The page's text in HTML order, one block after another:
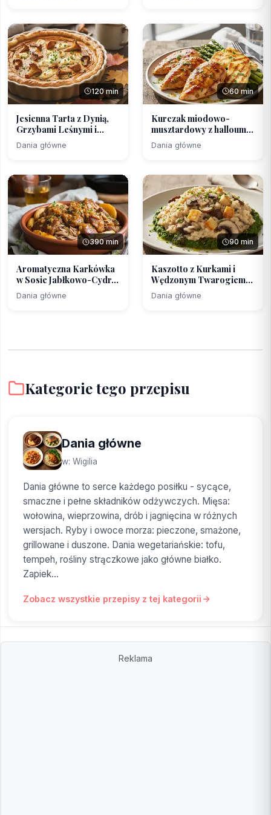
120 min
Jesienna Tarta z Dynią,
Grzybami Leśnymi i...
Dania główne
60 min
Kurczak miodowo-
musztardowy z halloumi i
s...
Dania główne
390 min
Aromatyczna Karkówka
w Sosie Jabłkowo-Cydr...
Dania główne
90 min
Kaszotto z Kurkami i
Wędzonym Twarogiem
na...
Dania główne
Kategorie tego przepisu
Dania główne
w: Wigilia
Dania główne to serce każdego posiłku - sycące,
smaczne i pełne składników odżywczych. Mięsa:
wołowina, wieprzowina, drób i jagnięcina w różnych
wersjach. Ryby i owoce morza: pieczone, smażone,
grillowane i duszone. Dania wegetariańskie: tofu,
tempeh, rośliny strączkowe jako główne białko.
Zapiek...
Zobacz wszystkie przepisy z tej kategorii
Reklama